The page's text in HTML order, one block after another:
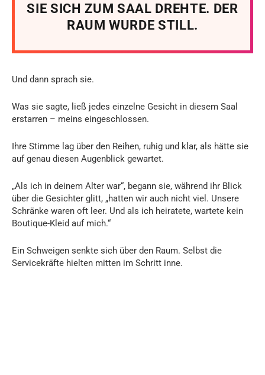
SIE SICH ZUM SAAL DREHTE. DER
RAUM WURDE STILL.
Und dann sprach sie.
Was sie sagte, ließ jedes einzelne Gesicht in diesem Saal
erstarren – meins eingeschlossen.
Ihre Stimme lag über den Reihen, ruhig und klar, als hätte sie
auf genau diesen Augenblick gewartet.
„Als ich in deinem Alter war“, begann sie, während ihr Blick
über die Gesichter glitt, „hatten wir auch nicht viel. Unsere
Schränke waren oft leer. Und als ich heiratete, wartete kein
Boutique-Kleid auf mich.“
Ein Schweigen senkte sich über den Raum. Selbst die
Servicekräfte hielten mitten im Schritt inne.